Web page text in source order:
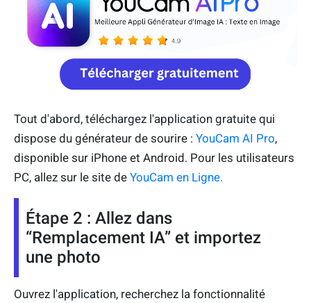
Tout d'abord, téléchargez l'application gratuite qui
dispose du générateur de sourire : YouCam AI Pro,
disponible sur iPhone et Android. Pour les utilisateurs
PC, allez sur le site de YouCam en Ligne.
Étape 2 : Allez dans
“Remplacement IA” et importez
une photo
Ouvrez l'application, recherchez la fonctionnalité